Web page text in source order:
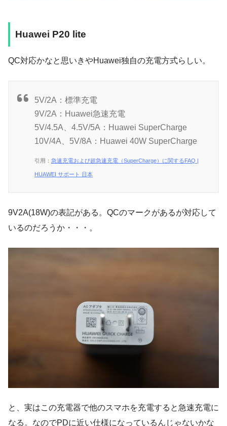
Huawei P20 lite
QC対応かなと思いきやHuawei独自の充電方式らしい。
5V/2A：標準充電
9V/2A：Huawei急速充電
5V/4.5A、4.5V/5A：Huawei SuperCharge
10V/4A、5V/8A：Huawei 40W SuperCharge
引用： 急速充電および超急速充電（SuperCharge）に関するFAQ |
HUAWEI サポート 日本
9V2A(18W)の表記がある。QCのマークがあるが対応して
いるのだろうか・・・。
と、実はこの充電器で他のスマホを充電すると急速充電に
なる。なのでPDに近い仕様になっているんじゃないかな